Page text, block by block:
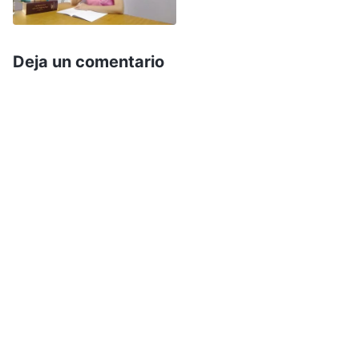
Poco después, mi compañera me dijo:
“Últimamente, he estado en contacto con Li
Deja un comentario